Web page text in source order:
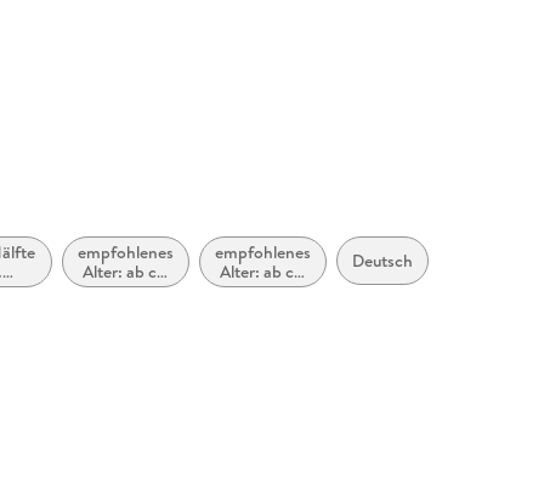
empfohlenes
Alter: ab ca.
10 Jahre
empfohlenes
Alter: ab ca.
12 Jahre
Deutsch